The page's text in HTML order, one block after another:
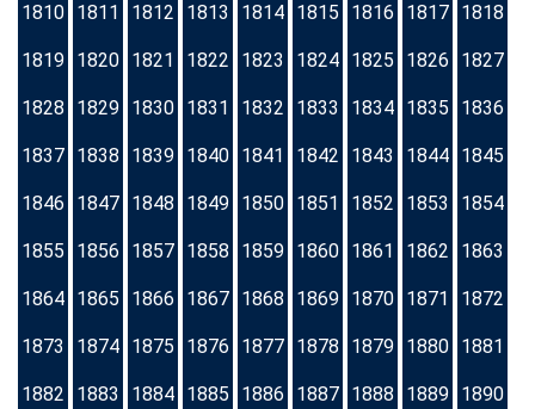
1810 1811 1812 1813 1814 1815 1816 1817 1818
1819 1820 1821 1822 1823 1824 1825 1826 1827
1828 1829 1830 1831 1832 1833 1834 1835 1836
1837 1838 1839 1840 1841 1842 1843 1844 1845
1846 1847 1848 1849 1850 1851 1852 1853 1854
1855 1856 1857 1858 1859 1860 1861 1862 1863
1864 1865 1866 1867 1868 1869 1870 1871 1872
1873 1874 1875 1876 1877 1878 1879 1880 1881
1882 1883 1884 1885 1886 1887 1888 1889 1890